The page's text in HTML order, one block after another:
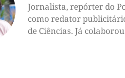
Jornalista, repórter do
como redator
de Ciências. Já